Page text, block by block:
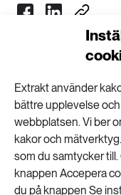
Extrakt använder
bättre upplevelse
webbplatsen. Vi ber
kakor och
som du samtycker
knappen Accepera
du på knappen Se
Transport
Mat & jordbruk
262 ARTIKLAR
Skog
360 ARTIKLAR
Social
Få kunskapen,
för ett hållbart